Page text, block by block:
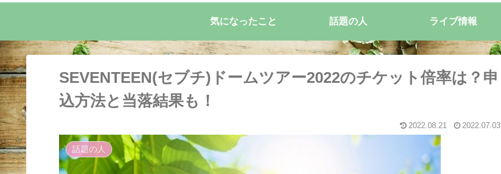
気になったこと 話題の人 ライブ情報
SEVENTEEN(セブチ)ドームツアー2022のチケット倍率は？申
込方法と当落結果も！
2022.08.21 2022.07.03
話題の人